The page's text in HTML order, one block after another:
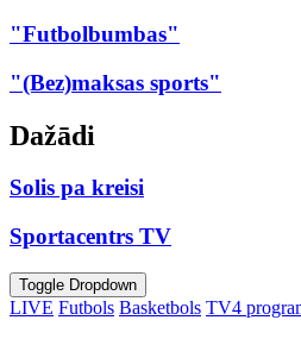
"Futbolbumbas"
"(Bez)maksas sports"
Dažādi
Solis pa kreisi
Sportacentrs TV
Toggle Dropdown
LIVE Futbols Basketbols TV4